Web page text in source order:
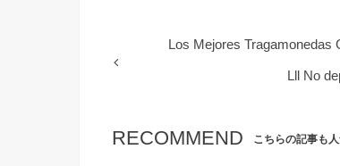
Los Mejores Tragamonedas
Lll No
RECOMMEND こちらの記事も人